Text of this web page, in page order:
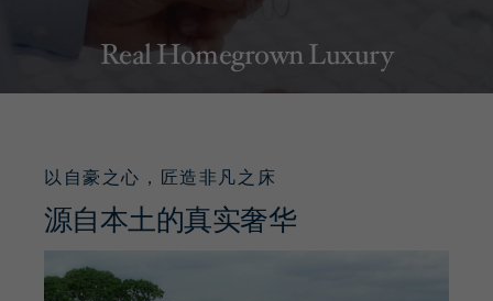
Real Homegrown Luxury
源自本土的真实奢华
以自豪之心，匠造非凡之床